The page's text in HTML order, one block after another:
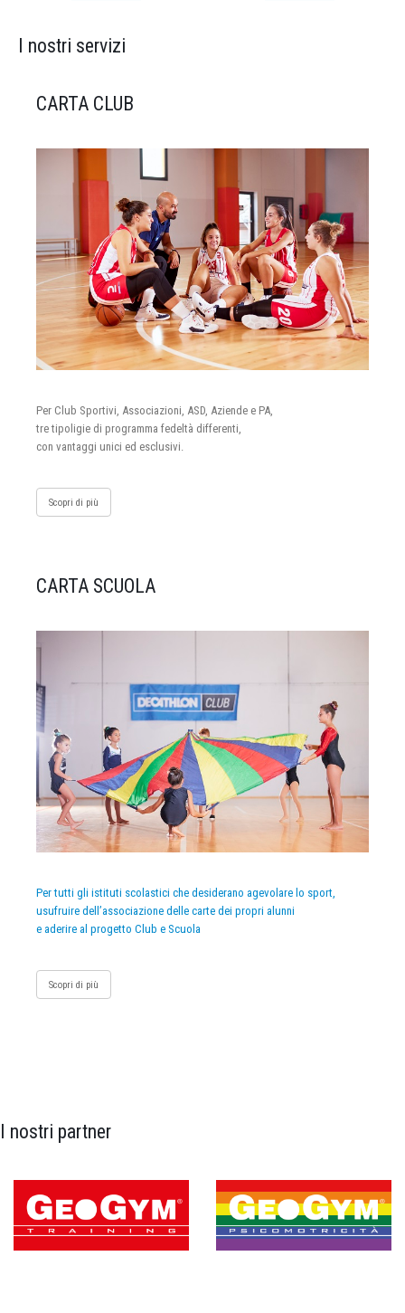
I nostri servizi
CARTA CLUB
Per Club Sportivi, Associazioni, ASD, Aziende e PA,
tre tipoligie di programma fedeltà differenti,
con vantaggi unici ed esclusivi.
Scopri di più
CARTA SCUOLA
Per tutti gli istituti scolastici che desiderano agevolare lo sport,
usufruire dell’associazione delle carte dei propri alunni
e aderire al progetto Club e Scuola
Scopri di più
I nostri partner